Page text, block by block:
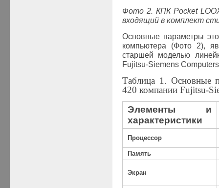
Фото 2. КПК Pocket
входящий в комплект
Основные параметры
компьютера (Фото 2),
старшей моделью
Fujitsu-Siemens
Таблица 1. Основные
420 компании Fujitsu-
Элементы и
характеристики
Процессор
Память
Экран